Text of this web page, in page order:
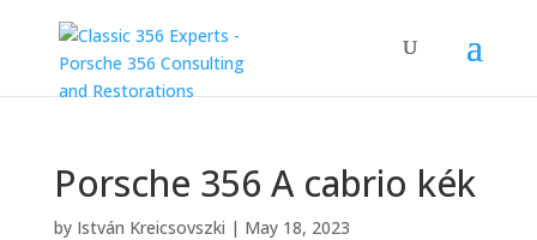
Porsche 356 A cabrio kék
by István Kreicsovszki | May 18, 2023